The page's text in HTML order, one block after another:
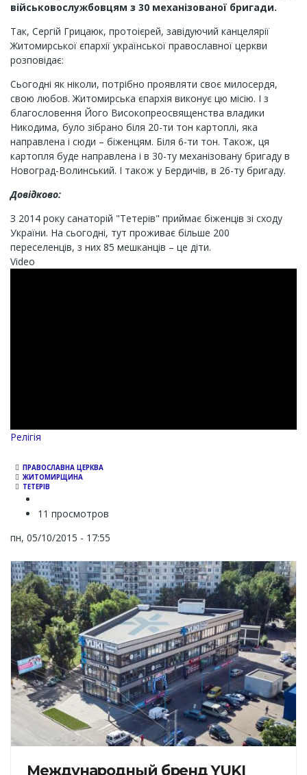
військовослужбовцям з 30 механізованої бригади.
Так, Сергій Грицаюк, протоієрей, завідуючий канцелярії
Житомирської єпархії української православної церкви
розповідає:
Сьогодні як ніколи, потрібно проявляти своє милосердя,
свою любов. Житомирська єпархія виконує цю місію. І з
благословення Його Високопреосвященства владики
Никодима, було зібрано біля 20-ти тон картоплі, яка
направлена і сюди – біженцям. Біля 6-ти тон. Також, ця
картопля буде направлена і в 30-ту механізовану бригаду в
Новоград-Волинський. І також у Бердичів, в 26-ту бригаду.
Довідково:
З 2014 року санаторій "Тетерів" приймає біженців зі сходу
України. На сьогодні, тут проживає більше 200
переселенців, з них 85 мешканців – це діти.
Video
Релігія
ПРАВОСЛАВНА ЦЕРКВА
ЖИТОМИРЩИНА
ТЕТЕРІВ
11 просмотров
пн, 05/10/2015 - 17:55
Международный бренд YUKI